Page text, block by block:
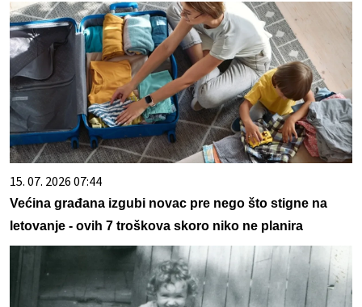
15. 07. 2026 07:44
Većina građana izgubi novac pre nego što stigne na
letovanje - ovih 7 troškova skoro niko ne planira